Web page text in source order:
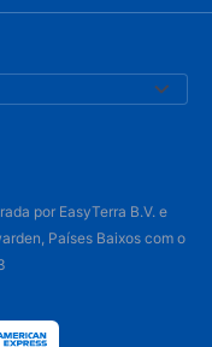
por EasyTerra B.V. e
Países Baixos com o